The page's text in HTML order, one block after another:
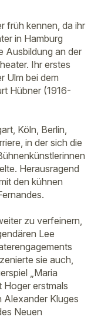
früh kennen, da ihr
in Hamburg
Ausbildung an der
Ihr erstes
Ulm bei dem
Hübner (1916-
Köln, Berlin,
in der sich die
Herausragend
den kühnen
zu verfeinern,
Lee
sie auch,
„Maria
Hoger erstmals
Alexander Kluges
Neuen